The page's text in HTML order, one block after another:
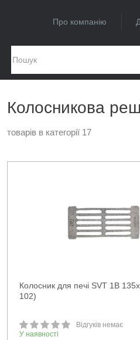
Про компанію
Колосникова
товарів в категорії 17
Колосник для печі SVT 1В
102)
Відгуків немає
У наявності